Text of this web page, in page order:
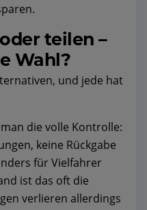
teilen –
Wahl?
und jede hat
die volle Kontrolle:
keine Rückgabe
für Vielfahrer
ist das oft die
verlieren allerdings